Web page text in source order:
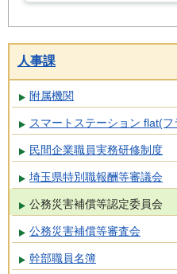
人事課
附属機関
スマートステーション flat(
民間企業職員実務研修制度
埼玉県特別職報酬等審議会
公務災害補償等認定委員会
公務災害補償等審査会
幹部職員名簿